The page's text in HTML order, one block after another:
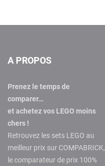
A PROPOS
Prenez le temps de
comparer…
et achetez vos LEGO moins
chers !
Retrouvez les sets LEGO au
meilleur prix sur COMPABRICK,
le comparateur de prix 100%